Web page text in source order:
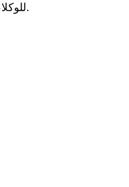
© 2026 AgentGIF — GIF للبشر. Cast للوكلاء.